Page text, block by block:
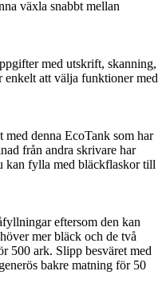
växla snabbt mellan
med utskrift, skanning,
att välja funktioner med
med denna EcoTank som har
från andra skrivare har
kan fylla med bläckflaskor till
eftersom den kan
mer bläck och de två
500 ark. Slipp besväret med
bakre matning för 50